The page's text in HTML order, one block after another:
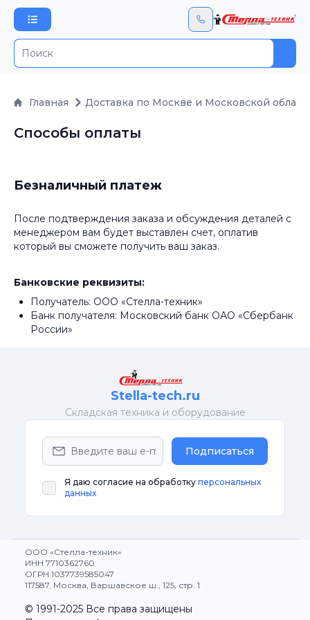
Главная Доставка по Москве и Московской
Способы оплаты
Безналичный платеж
После подтверждения заказа и обсуждения деталей с
менеджером вам будет выставлен счет, оплатив
который вы сможете получить ваш заказ.
Банковские реквизиты:
Получатель: ООО «Стелла-техник»
Банк получателя: Московский банк ОАО «Сбербанк
России»
Stella-tech.ru
Cкладская техника и оборудование
Подписаться
Я даю согласие на обработку персональных
данных
ООО «Стелла-техник»
ИНН 7710362760
ОГРН 1037739585047
117587, Москва, Варшавское ш., 125, стр. 1
© 1991-2025 Все права защищены